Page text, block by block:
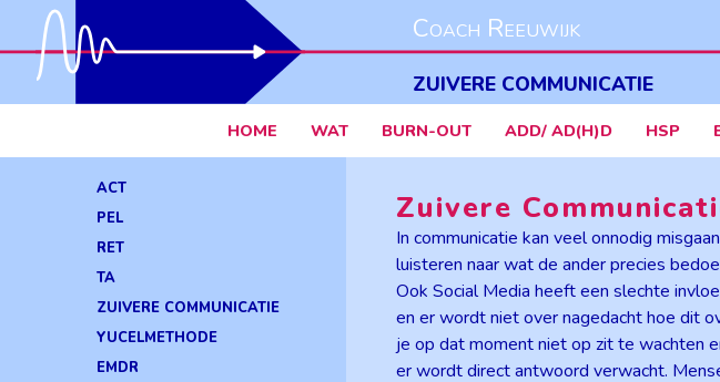
Coach Reeuwijk
ZUIVERE COMMUNICATIE
HOME WAT BURN-OUT ADD/ AD(H)D HSP
ACT
PEL
RET
TA
ZUIVERE COMMUNICATIE
YUCELMETHODE
EMDR
Zuivere
In communicatie kan veel onnodig
luisteren naar wat de ander precies
Ook Social Media heeft een slechte
en er wordt niet over nagedacht hoe dit
je op dat moment niet op zit te wachten
er wordt direct antwoord verwacht.